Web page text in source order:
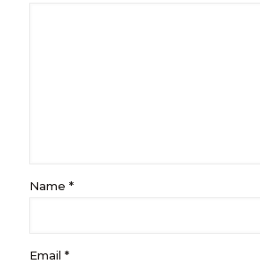
Name *
Email *